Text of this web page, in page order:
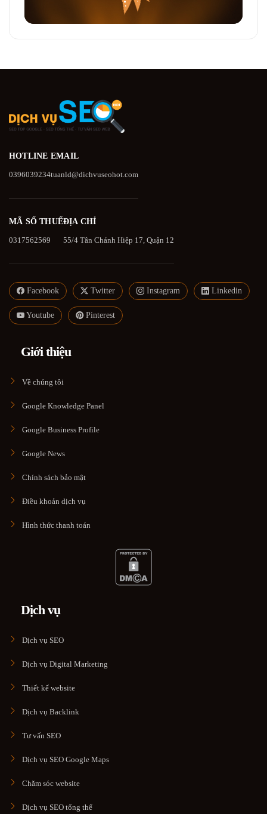
HOTLINE
0396039234
EMAIL
tuanld@dichvuseohot.com
MÃ SỐ THUẾ
0317562569
ĐỊA CHỈ
55/4 Tân Chánh Hiệp 17, Quận 12
Facebook Twitter Instagram Linkedin
Youtube Pinterest
Giới thiệu
Về chúng tôi
Google Knowledge Panel
Google Business Profile
Google News
Chính sách bảo mật
Điều khoản dịch vụ
Hình thức thanh toán
Dịch vụ
Dịch vụ SEO
Dịch vụ Digital Marketing
Thiết kế website
Dịch vụ Backlink
Tư vấn SEO
Dịch vụ SEO Google Maps
Chăm sóc website
Dịch vụ SEO tổng thể